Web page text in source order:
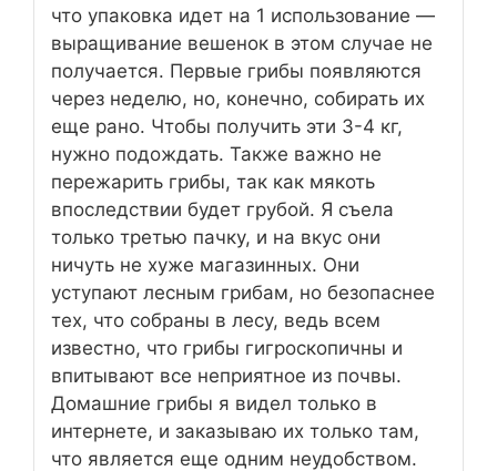
что упаковка идет на 1 использование —
выращивание вешенок в этом случае не
получается. Первые грибы появляются
через неделю, но, конечно, собирать их
еще рано. Чтобы получить эти 3-4 кг,
нужно подождать. Также важно не
пережарить грибы, так как мякоть
впоследствии будет грубой. Я съела
только третью пачку, и на вкус они
ничуть не хуже магазинных. Они
уступают лесным грибам, но безопаснее
тех, что собраны в лесу, ведь всем
известно, что грибы гигроскопичны и
впитывают все неприятное из почвы.
Домашние грибы я видел только в
интернете, и заказываю их только там,
что является еще одним неудобством.